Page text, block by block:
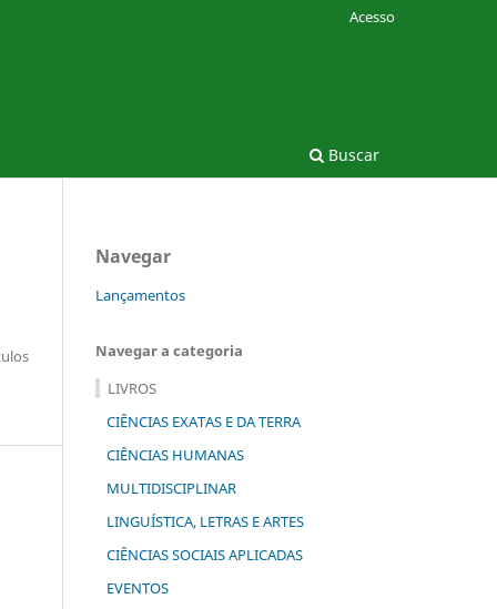
Buscar
Acesso
Navegar
Lançamentos
Navegar a categoria
LIVROS
CIÊNCIAS EXATAS E DA TERRA
CIÊNCIAS HUMANAS
MULTIDISCIPLINAR
LINGUÍSTICA, LETRAS E ARTES
CIÊNCIAS SOCIAIS APLICADAS
EVENTOS